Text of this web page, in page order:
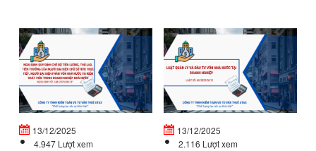
NGHỊ
ĐỊNH
QUY
CHẾ
ĐỘ
13/12/2025
4.947 Lượt xem
13/12/2025
2.116 Lượt xem